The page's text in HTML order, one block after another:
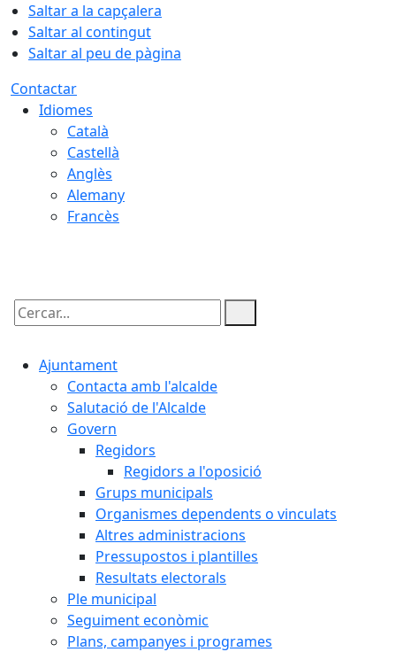
Saltar a la capçalera
Saltar al contingut
Saltar al peu de pàgina
Contactar
Idiomes
Català
Castellà
Anglès
Alemany
Francès
Cercar:
Ajuntament
Contacta amb l'alcalde
Salutació de l'Alcalde
Govern
Regidors
Regidors a l'oposició
Grups municipals
Organismes dependents o vinculats
Altres administracions
Pressupostos i plantilles
Resultats electorals
Ple municipal
Seguiment econòmic
Plans, campanyes i programes